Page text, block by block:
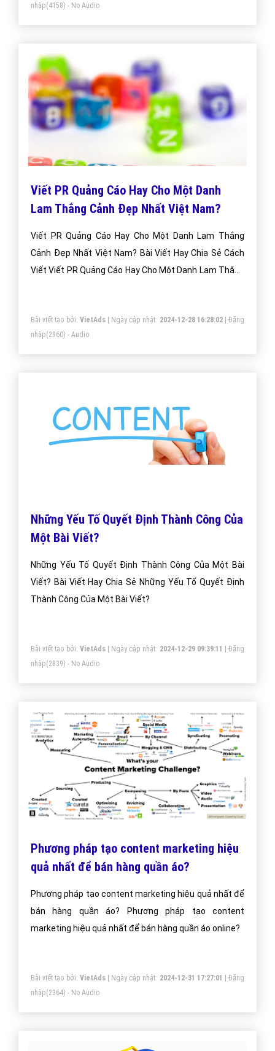
nhập(4158) - No Audio
Viết PR Quảng Cáo Hay Cho Một Danh
Lam Thắng Cảnh Đẹp Nhất Việt Nam?
Viết PR Quảng Cáo Hay Cho Một Danh Lam Thắng
Cảnh Đẹp Nhất Việt Nam? Bài Viết Hay Chia Sẻ Cách
Viết Viết PR Quảng Cáo Hay Cho Một Danh Lam Thắng
Bài viết tạo bởi: VietAds| Ngày cập nhật: 2024-12-28 16:28:02|Đăng
nhập(2960) - Audio
Những Yếu Tố Quyết Định Thành Công Của
Một Bài Viết?
Những Yếu Tố Quyết Định Thành Công Của Một Bài
Viết? Bài Viết Hay Chia Sẻ Những Yếu Tố Quyết Định
Thành Công Của Một Bài Viết?
Bài viết tạo bởi: VietAds| Ngày cập nhật: 2024-12-29 09:39:11 |Đăng
nhập(2839) - No Audio
Phương pháp tạo content marketing hiệu
quả nhất để bán hàng quần áo?
Phương pháp tạo content marketing hiệu quả nhất để
bán hàng quần áo? Phương pháp tạo content
marketing hiệu quả nhất để bán hàng quần áo online?
Bài viết tạo bởi: VietAds| Ngày cập nhật: 2024-12-31 17:27:01 |Đăng
nhập(2364) - No Audio